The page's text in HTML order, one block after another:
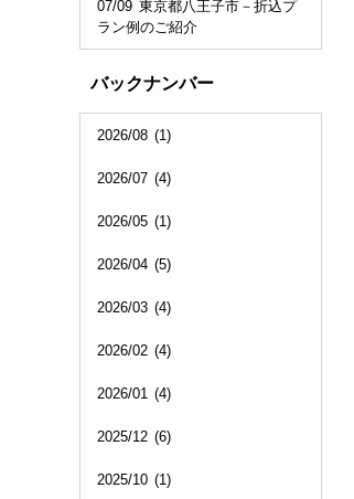
07/09 東京都八王子市－折込プ
ラン例のご紹介
バックナンバー
2026/08 (1)
2026/07 (4)
2026/05 (1)
2026/04 (5)
2026/03 (4)
2026/02 (4)
2026/01 (4)
2025/12 (6)
2025/10 (1)